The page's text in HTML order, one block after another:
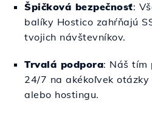
Špičková bezpečnosť:
balíky Hostico zahŕňajú
tvojich návštevníkov.
Trvalá podpora: Náš tím
24/7 na akékoľvek
alebo hostingu.